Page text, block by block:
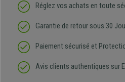
Réglez vos achats en toute
Garantie de retour sous 30
Paiement sécurisé et
Avis clients authentiques sur